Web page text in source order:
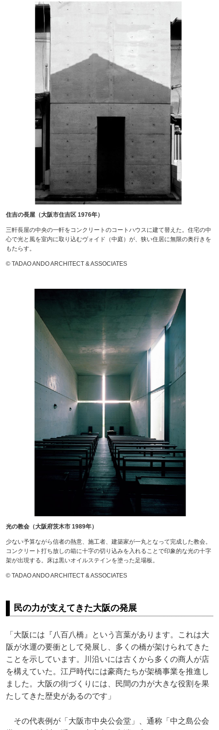
住吉の長屋（大阪市住吉区 1976年）
三軒長屋の中央の一軒をコンクリートのコートハウスに建て替えた。住宅の中
心で光と風を室内に取り込むヴォイド（中庭）が、狭い住居に無限の奥行きを
もたらす。
© TADAO ANDO ARCHITECT & ASSOCIATES
光の教会（大阪府茨木市 1989年）
少ない予算ながら信者の熱意、施工者、建築家が一丸となって完成した教会。
コンクリート打ち放しの箱に十字の切り込みを入れることで印象的な光の十字
架が出現する。床は黒いオイルステインを塗った足場板。
© TADAO ANDO ARCHITECT & ASSOCIATES
民の力が支えてきた大阪の発展
「大阪には『八百八橋』という言葉があります。これは大
阪が水運の要衝として発展し、多くの橋が架けられてきた
ことを示しています。川沿いには古くから多くの商人が店
を構えていた。江戸時代には豪商たちが架橋事業を推進し
ました。大阪の街づくりには、民間の力が大きな役割を果
たしてきた歴史があるのです」
その代表例が「大阪市中央公会堂」、通称「中之島公会